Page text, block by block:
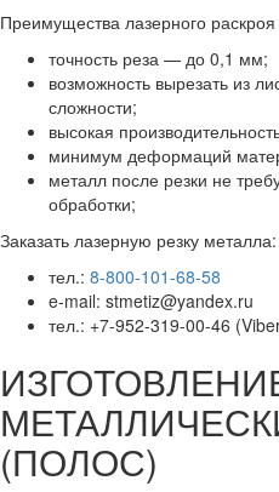
Преимущества лазерного
точность реза — до 0,1 мм;
возможность вырезать из
сложности;
высокая
минимум деформаций
металл после резки не
обработки;
Заказать лазерную резку металла:
тел.: 8-800-101-68-58
e-mail: stmetiz@yandex.ru
тел.: +7-952-319-00-46
(ПОЛОС)